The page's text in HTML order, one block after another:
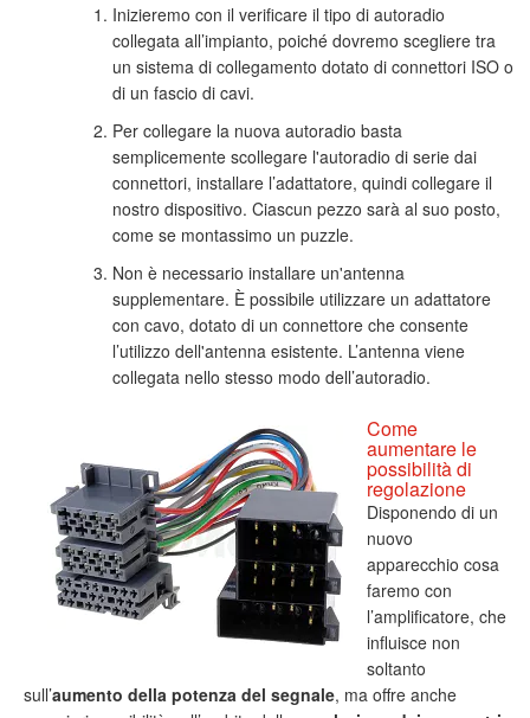
Inizieremo con il verificare il tipo di autoradio
collegata all’impianto, poiché dovremo scegliere tra
un sistema di collegamento dotato di connettori ISO o
di un fascio di cavi.
Per collegare la nuova autoradio basta
semplicemente scollegare l'autoradio di serie dai
connettori, installare l’adattatore, quindi collegare il
nostro dispositivo. Ciascun pezzo sarà al suo posto,
come se montassimo un puzzle.
Non è necessario installare un'antenna
supplementare. È possibile utilizzare un adattatore
con cavo, dotato di un connettore che consente
l’utilizzo dell'antenna esistente. L’antenna viene
collegata nello stesso modo dell’autoradio.
Come
aumentare le
possibilità di
regolazione
Disponendo di un
nuovo
apparecchio cosa
faremo con
l’amplificatore, che
influisce non
soltanto
sull’aumento della potenza del segnale, ma offre anche